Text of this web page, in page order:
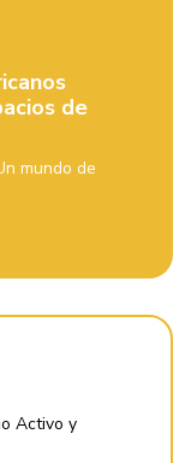
de
mundo de
Activo y